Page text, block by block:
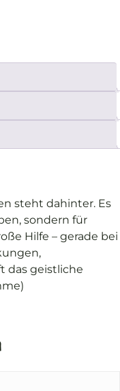
steht dahinter. Es
sondern für
Hilfe – gerade bei
das geistliche